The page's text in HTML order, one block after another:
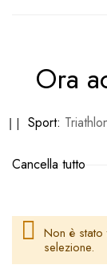
Non è
selezione.
Ora
Sport
Rimuovi
articolo
Cancella tutto